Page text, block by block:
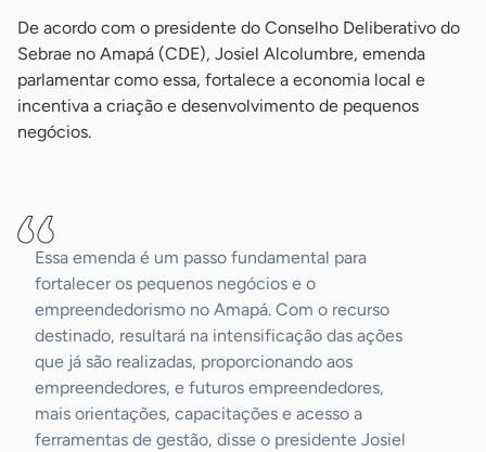
De acordo com o presidente do Conselho Deliberativo do
Sebrae no Amapá (CDE), Josiel Alcolumbre, emenda
parlamentar como essa, fortalece a economia local e
incentiva a criação e desenvolvimento de pequenos
negócios.
Essa emenda é um passo fundamental para
fortalecer os pequenos negócios e o
empreendedorismo no Amapá. Com o recurso
destinado, resultará na intensificação das ações
que já são realizadas, proporcionando aos
empreendedores, e futuros empreendedores,
mais orientações, capacitações e acesso a
ferramentas de gestão, disse o presidente Josiel